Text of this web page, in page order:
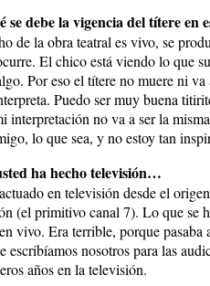
se debe la vigencia del títere en
de la obra teatral es vivo, se
El chico está viendo lo que
Por eso el títere no muere ni
Puedo ser muy buena
interpretación no va a ser la
lo que sea, y no estoy tan
ha hecho televisión…
en televisión desde el
(el primitivo canal 7). Lo que se
vivo. Era terrible, porque
escribíamos nosotros para las
años en la televisión.